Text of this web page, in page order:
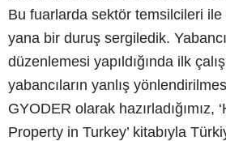
Bu fuarlarda sektör temsilcileri
yana bir duruş sergiledik.
düzenlemesi yapıldığında ilk
yabancıların yanlış
GYODER olarak hazırladığımız,
Property in Turkey’ kitabıyla